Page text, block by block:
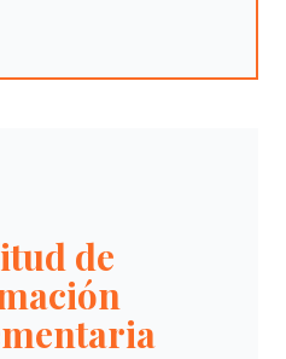
de